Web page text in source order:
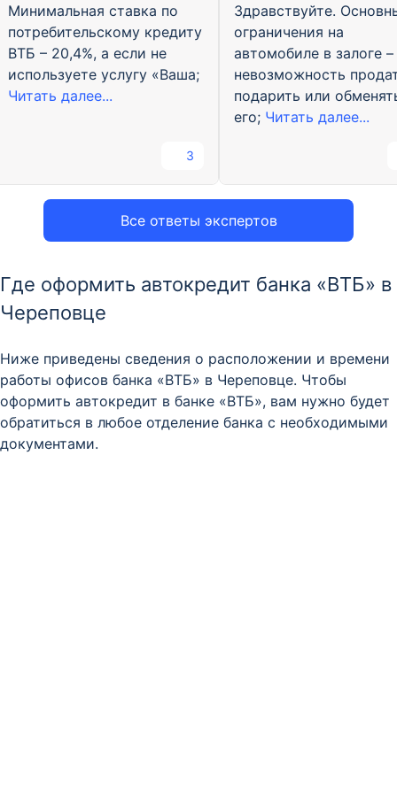
Все ответы экспертов
Минимальная ставка по
потребительскому кредиту
ВТБ – 20,4%, а если не
используете услугу «Ваша;
Читать далее...
3
Здравствуйте.
ограничения на
автомобиле в залоге –
невозможность
подарить или
его; Читать далее...
Где оформить автокредит банка «ВТБ» в
Череповце
Ниже приведены сведения о расположении и времени
работы офисов банка «ВТБ» в Череповце. Чтобы
оформить автокредит в банке «ВТБ», вам нужно будет
обратиться в любое отделение банка с необходимыми
документами.